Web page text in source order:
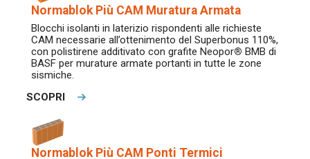
Normablok Più CAM Muratura Armata
Blocchi isolanti in laterizio rispondenti alle richieste
CAM necessarie all’ottenimento del Superbonus 110%,
con polistirene additivato con grafite Neopor® BMB di
BASF per murature armate portanti in tutte le zone
sismiche.
SCOPRI
Normablok Più CAM Ponti Termici